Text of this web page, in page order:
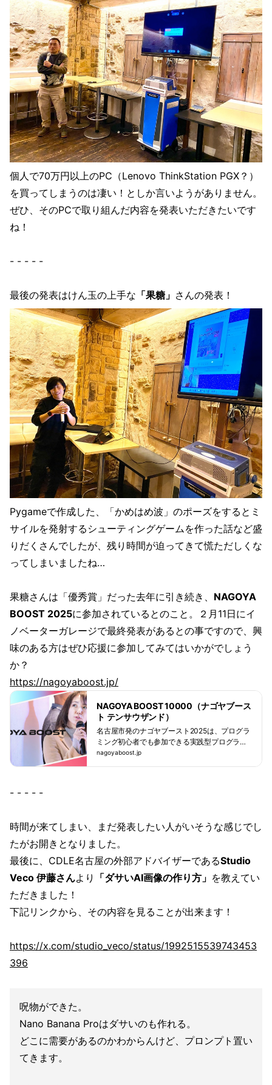
個人で70万円以上のPC（Lenovo ThinkStation PGX？）
を買ってしまうのは凄い！としか言いようがありません。
ぜひ、そのPCで取り組んだ内容を発表いただきたいです
ね！
- - - - -
最後の発表はけん玉の上手な 「果糖」 さんの発表！
Pygameで作成した、「かめはめ波」のポーズをするとミ
サイルを発射するシューティングゲームを作った話など盛
りだくさんでしたが、残り時間が迫ってきて慌ただしくな
ってしまいましたね…
果糖さんは「優秀賞」だった去年に引き続き、 NAGOYA
BOOST 2025に参加されているとのこと。２月11日にイ
ノベーターガレージで最終発表があるとの事ですので、興
味のある方はぜひ応援に参加してみてはいかがでしょう
か？
https://nagoyaboost.jp/
NAGOYA BOOST 10000（ナゴヤブース
ト テンサウザンド）
名古屋市発のナゴヤブースト2025は、プログラ
ミング初心者でも参加できる実践型プログラ
ム。学生は就活で活かせるポートフォリオ作成
nagoyaboost.jp
- - - - -
時間が来てしまい、まだ発表したい人がいそうな感じでし
たがお開きとなりました。
最後に、CDLE名古屋の外部アドバイザーであるStudio
Veco 伊藤さんより 「ダサいAI画像の作り方」 を教えてい
ただきました！
下記リンクから、その内容を見ることが出来ます！
https://x.com/studio_veco/status/1992515539743453
396
呪物ができた。
Nano Banana Proはダサいのも作れる。
どこに需要があるのかわからんけど、プロンプト置い
てきます。